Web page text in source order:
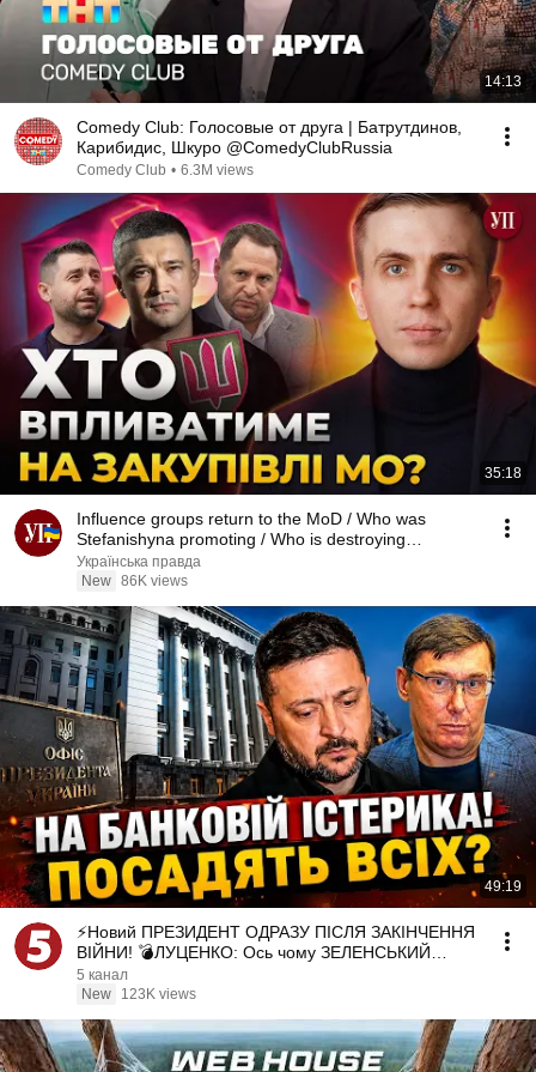
14:13
Comedy Club: Голосовые от друга | Батрутдинов,
Карибидис, Шкуро @ComedyClubRussia
Comedy Club • 6.3M views
35:18
Influence groups return to the MoD / Who was
Stefanishyna promoting / Who is destroying
Zelenskyy...
Українська правда
New 86K views
49:19
⚡️Новий ПРЕЗИДЕНТ ОДРАЗУ ПІСЛЯ ЗАКІНЧЕННЯ
ВІЙНИ! 💣ЛУЦЕНКО: Ось чому ЗЕЛЕНСЬКИЙ
РОЗІГНАВ ВСІХ
5 канал
New
123K views